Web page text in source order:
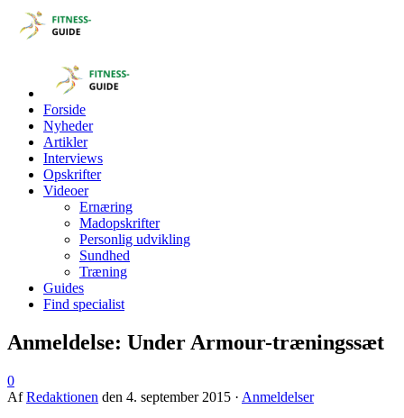
Forside
Nyheder
Artikler
Interviews
Opskrifter
Videoer
Ernæring
Madopskrifter
Personlig udvikling
Sundhed
Træning
Guides
Find specialist
Anmeldelse: Under Armour-træningssæt
0
AfRedaktionen den 4. september 2015 · Anmeldelser